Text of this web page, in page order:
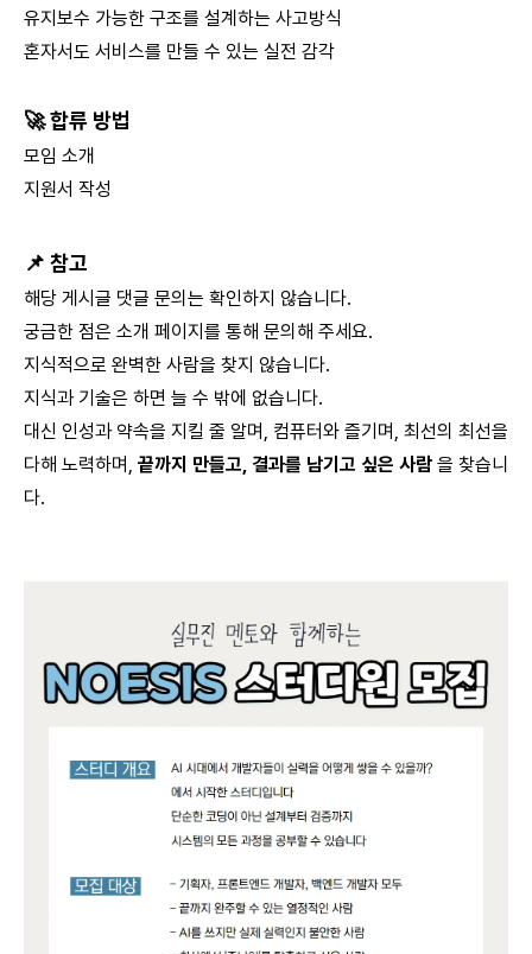
유지보수 가능한 구조를 설계하는 사고방식
혼자서도 서비스를 만들 수 있는 실전 감각
🚀 합류 방법
모임 소개
지원서 작성
📌 참고
해당 게시글 댓글 문의는 확인하지 않습니다.
궁금한 점은 소개 페이지를 통해 문의해 주세요.
지식적으로 완벽한 사람을 찾지 않습니다.
지식과 기술은 하면 늘 수 밖에 없습니다.
대신 인성과 약속을 지킬 줄 알며, 컴퓨터와 즐기며, 최선의 최선을
다해 노력하며, 끝까지 만들고, 결과를 남기고 싶은 사람 을 찾습니
다.